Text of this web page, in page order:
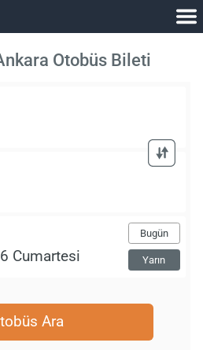
Otobüs Bileti
Bugün
Yarın
Ara